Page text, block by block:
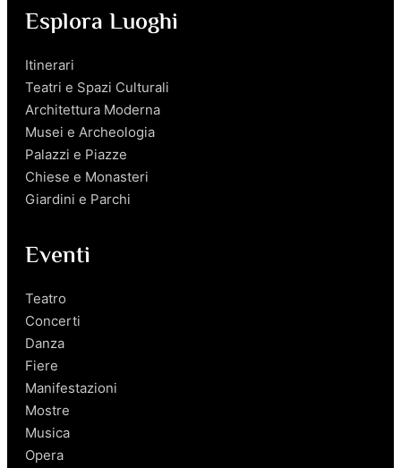
Esplora Luoghi
Itinerari
Teatri e Spazi Culturali
Architettura Moderna
Musei e Archeologia
Palazzi e Piazze
Chiese e Monasteri
Giardini e Parchi
Eventi
Teatro
Concerti
Danza
Fiere
Manifestazioni
Mostre
Musica
Opera